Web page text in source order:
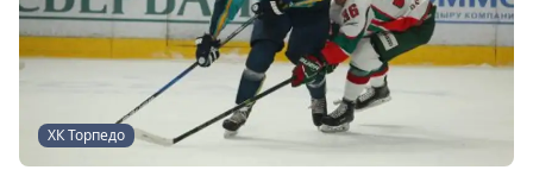
ХК Торпедо